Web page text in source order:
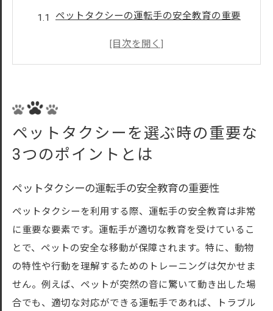
ペットタクシーの運転手の安全教育の重要
ペットタクシーの信頼性を確認するポイン
ト
安心して利用できるペットタクシーの見極
長距離移動に適したペットタクシーの特長
東京都で最適なペットタクシーを見つける方法
東京都内で人気のペットタクシーリスト
ペットタクシー業者の口コミの活用法
東京都のペットタクシーサービスの特徴
ペットタクシーを選ぶ時の重要な
3つのポイントとは
ペットタクシーの運転手の安全教育の重要性
ペットタクシーを利用する際、運転手の安全教育は非常
に重要な要素です。運転手が適切な教育を受けているこ
とで、ペットの安全な移動が保障されます。特に、動物
の特性や行動を理解するためのトレーニングは欠かせま
せん。例えば、ペットが突然の音に驚いて動き出した場
合でも、適切な対応ができる運転手であれば、トラブル